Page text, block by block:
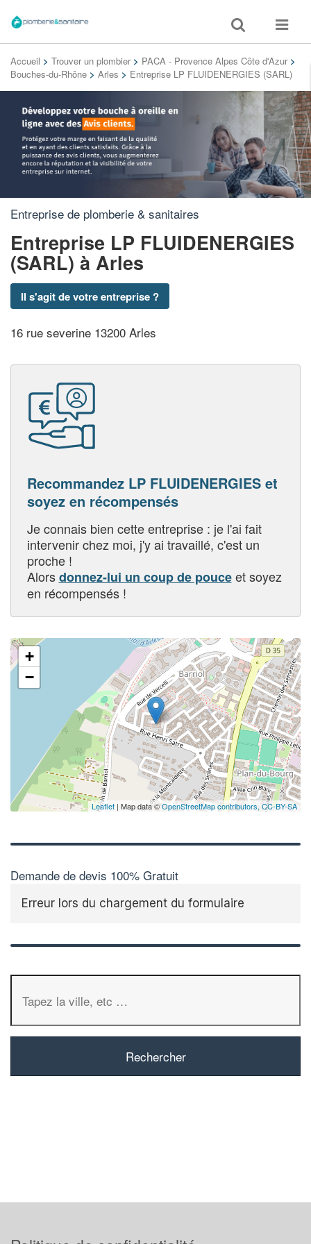
Toggle
search
Toggle
Accueil > Trouver un plombier > PACA - Provence Alpes Côte d'Azur >
Bouches-du-Rhône > Arles > Entreprise LP FLUIDENERGIES (SARL)
Entreprise de plomberie & sanitaires
Entreprise LP FLUIDENERGIES
(SARL) à Arles
Il s'agit de votre entreprise ?
16 rue severine 13200 Arles
Recommandez LP FLUIDENERGIES et
soyez en récompensés
Je connais bien cette entreprise : je l'ai fait
intervenir chez moi, j'y ai travaillé, c'est un
proche !
Alorsdonnez-lui un coup de pouceet soyez
en récompensés !
+
−
Leaflet | Map data ©OpenStreetMap contributors, CC-BY-SA
Demande de devis 100% Gratuit
Erreur lors du chargement du formulaire